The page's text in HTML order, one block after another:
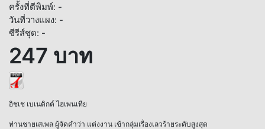
ครั้งที่ตีพิมพ์: -
วันที่วางแผง: -
ซีรีส์ชุด: -
247 บาท
อิชเช เบเนดิกต์ ไฮเพนเทีย
ท่านชายเสเพล ผู้จัดคำว่า แต่งงาน เข้ากลุ่มเรื่องเลวร้ายระดับสูงสุด